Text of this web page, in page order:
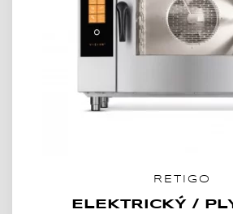
RETIGO
ELEKTRICKÝ /